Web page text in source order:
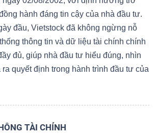
hành đáng tin cậy của nhà đầu tư.
đầu, Vietstock đã không ngừng nỗ
thông tin và dữ liệu tài chính chính
đủ, giúp nhà đầu tư hiểu đúng, nhìn
quyết định trong hành trình đầu tư của
TÀI CHÍNH